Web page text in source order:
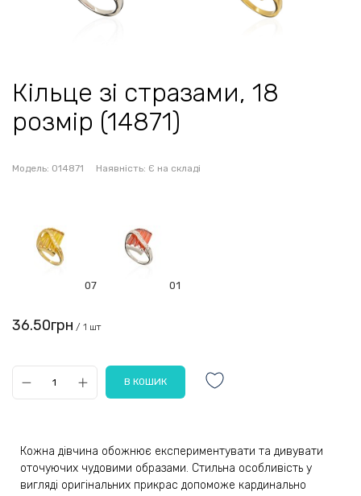
Кільце зі стразами, 18
розмір (14871)
Модель: 014871 Наявність: Є на складі
07 01
36.50грн / 1 шт
Кожна дівчина обожнює експериментувати та дивувати
оточуючих чудовими образами. Стильна особливість у
вигляді оригінальних прикрас допоможе кардинально